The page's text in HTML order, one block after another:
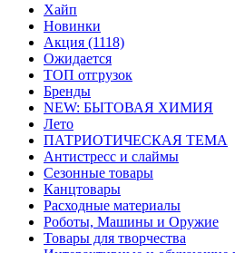
Хайп
Новинки
Акция (1118)
Ожидается
ТОП отгрузок
Бренды
NEW: БЫТОВАЯ ХИМИЯ
Лето
ПАТРИОТИЧЕСКАЯ ТЕМА
Антистресс и слаймы
Сезонные товары
Канцтовары
Расходные материалы
Роботы, Машины и Оружие
Товары для творчества